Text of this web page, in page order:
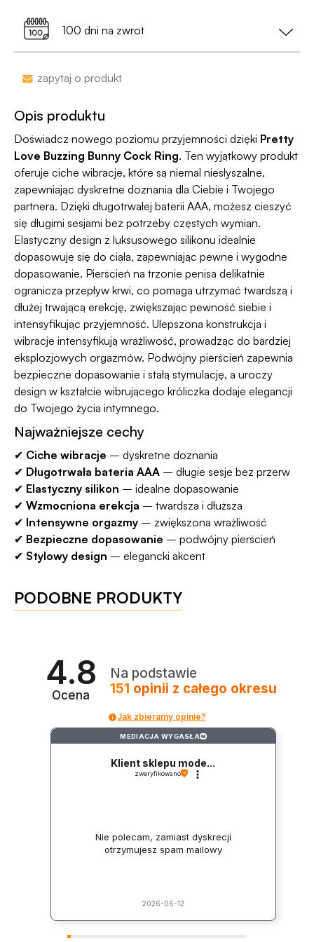
Dyskrecji — jeśli ją naruszymy, zwrócimy Ci
przy zamówieniu za min. 199 zł
100 dni na zwrot
100 dni na zwrot. Sam proces jesy niezwykle
programu Wygodne Zwroty®
zapytaj o produkt
Opis produktu
Doświadcz nowego poziomu przyjemności dzięki Pretty
Love Buzzing Bunny Cock Ring. Ten wyjątkowy produkt
oferuje ciche wibracje, które są niemal niesłyszalne,
zapewniając dyskretne doznania dla Ciebie i Twojego
partnera. Dzięki długotrwałej baterii AAA, możesz cieszyć
się długimi sesjami bez potrzeby częstych wymian.
Elastyczny design z luksusowego silikonu idealnie
dopasowuje się do ciała, zapewniając pewne i wygodne
dopasowanie. Pierścień na trzonie penisa delikatnie
ogranicza przepływ krwi, co pomaga utrzymać twardszą i
dłużej trwającą erekcję, zwiększając pewność siebie i
intensyfikując przyjemność. Ulepszona konstrukcja i
wibracje intensyfikują wrażliwość, prowadząc do bardziej
eksplozjowych orgazmów. Podwójny pierścień zapewnia
bezpieczne dopasowanie i stałą stymulację, a uroczy
design w kształcie wibrującego króliczka dodaje elegancji
do Twojego życia intymnego.
Najważniejsze cechy
✔ Ciche wibracje – dyskretne doznania
✔ Długotrwała bateria AAA – długie sesje bez przerw
✔ Elastyczny silikon – idealne dopasowanie
✔ Wzmocniona erekcja – twardsza i dłuższa
✔ Intensywne orgazmy – zwiększona wrażliwość
✔ Bezpieczne dopasowanie – podwójny pierścień
✔ Stylowy design – elegancki akcent
PODOBNE PRODUKTY
4.8
Ocena
Na podstawie
151 opinii z całego okresu
Jak zbieramy opinie?
MEDIACJA WYGASŁA ?
Klient sklepu mode...
zweryfikowano
Nie polecam, zamiast dyskrecji
otrzymujesz spam mailowy
2026-06-12